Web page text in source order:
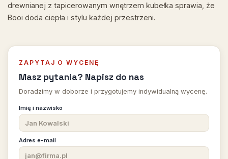
drewnianej z tapicerowanym wnętrzem kubełka sprawia, że
Booi doda ciepła i stylu każdej przestrzeni.
ZAPYTAJ O WYCENĘ
Masz pytania? Napisz do nas
Doradzimy w doborze i przygotujemy indywidualną wycenę.
Imię i nazwisko
Adres e-mail